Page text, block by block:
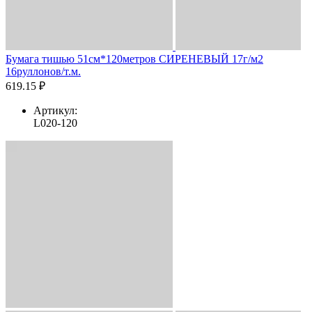
Бумага тишью 51см*120метров СИРЕНЕВЫЙ 17г/м2
16руллонов/т.м.
619.15 ₽
Артикул:
L020-120